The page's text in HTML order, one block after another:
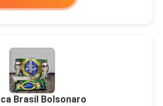
Xícara Bolsonaro
Brasão Deus Acima De
Todos
Brasil Bolsonaro